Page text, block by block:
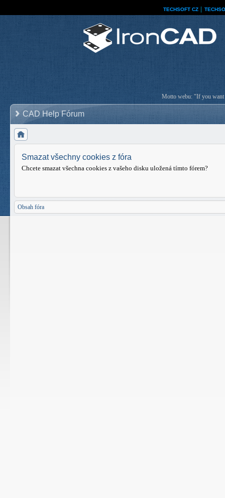
TECHSOFT CZ
Motto webu: "If you want
CAD Help Fórum
Smazat všechny cookies z fóra
Chcete smazat všechna cookies z vašeho disku uložená tímto fórem?
Obsah fóra